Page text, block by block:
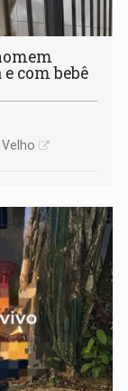
com bebê